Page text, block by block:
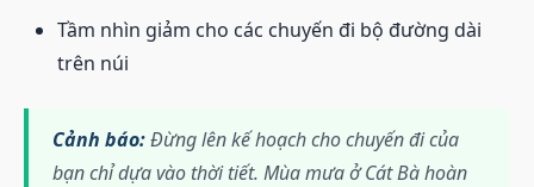
Tầm nhìn giảm cho các chuyến đi bộ đường dài
trên núi
Cảnh báo:Đừng lên kế hoạch cho chuyến đi của
bạn chỉ dựa vào thời tiết. Mùa mưa ở Cát Bà hoàn